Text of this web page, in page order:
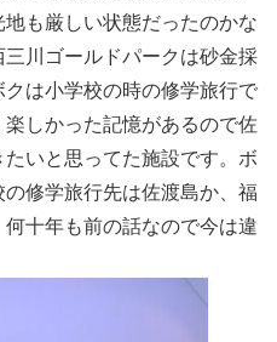
も厳しい状態だったのかな
川ゴールドパークは砂金採
は小学校の時の修学旅行で
しかった記憶があるので佐
いと思ってた施設です。ボ
修学旅行先は佐渡島か、福
十年も前の話なので今は違